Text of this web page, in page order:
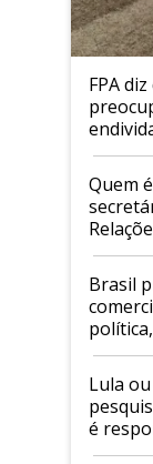
FPA
Quem
Mapa
Brasil
Faesp
Lula
é